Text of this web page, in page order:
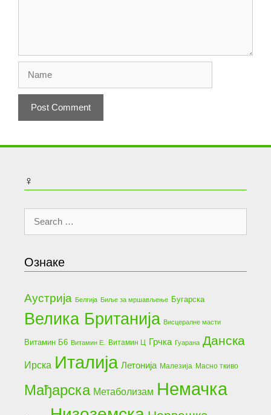
♀
Search
Ознаке
Аустрија Белгија Биље за мршављење Бугарска
Велика Британија Висцералне масти
Витамин Б6 Витамин Е. Витамин Ц Грчка Гуарана Данска
Ирска Италија Летонија Малезија Масно ткиво
Мађарска Метаболизам Немачка